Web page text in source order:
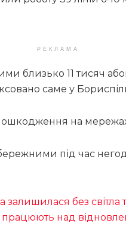
РЕКЛАМА
близько 11 тисяч
саме у
на
під час
залишилася без світла
працюють над